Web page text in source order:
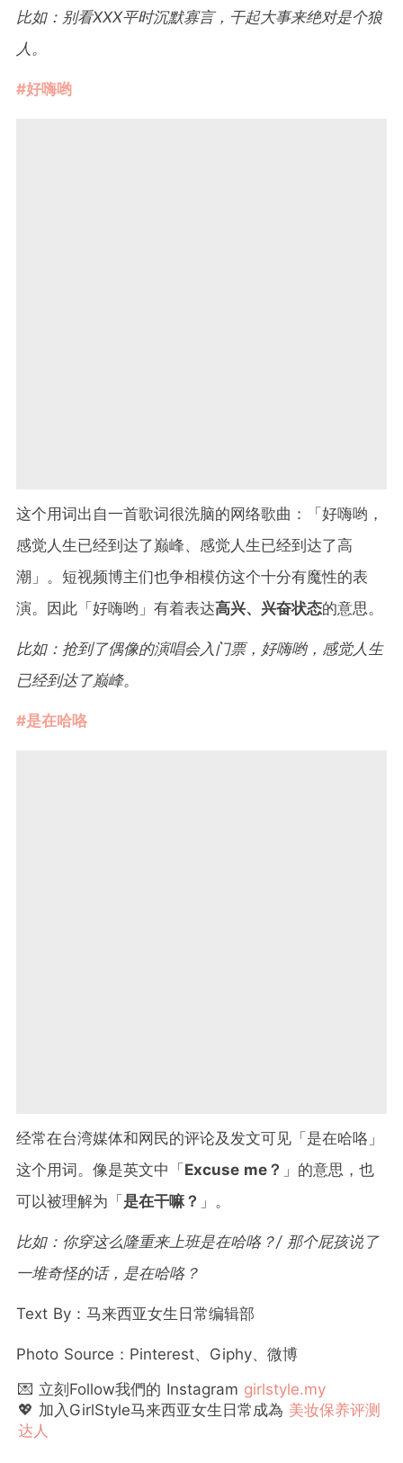
比如：别看XXX平时沉默寡言，干起大事来绝对是个狼
人。
#好嗨哟
这个用词出自一首歌词很洗脑的网络歌曲：「好嗨哟，
感觉人生已经到达了巅峰、感觉人生已经到达了高
潮」。短视频博主们也争相模仿这个十分有魔性的表
演。因此「好嗨哟」有着表达高兴、兴奋状态的意思。
比如：抢到了偶像的演唱会入门票，好嗨哟，感觉人生
已经到达了巅峰。
#是在哈咯
经常在台湾媒体和网民的评论及发文可见「是在哈咯」
这个用词。像是英文中「 Excuse me？ 」的意思，也
可以被理解为「 是在干嘛？ 」。
比如：你穿这么隆重来上班是在哈咯？/ 那个屁孩说了
一堆奇怪的话，是在哈咯？
Text By：马来西亚女生日常编辑部
Photo Source：Pinterest、Giphy、微博
💌 立刻Follow我們的 Instagram girlstyle.my
💖 加入GirlStyle马来西亚女生日常成為 美妆保养评测
达人